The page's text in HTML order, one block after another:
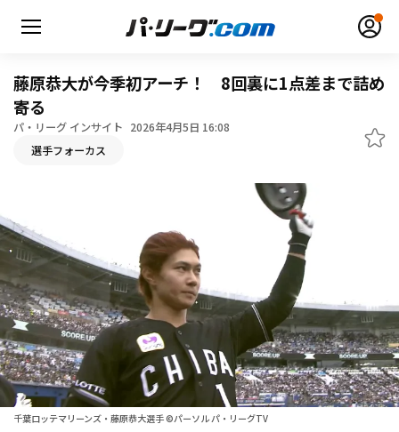
動画
日程・結果
順位表･成績
1軍公式戦
ファーム東地区
選手名鑑
選手名鑑トップ
ニュース
藤原恭大が今季初アーチ！ 8回裏に1点差まで詰め
寄る
パ・リーグ インサイト 2026年4月5日 16:08
選手フォーカス
千葉ロッテマリーンズ・藤原恭大選手 ©パーソル パ・リーグTV